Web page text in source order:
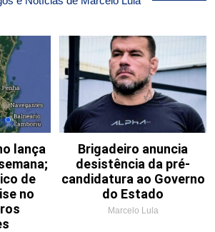
lança
de
no
Brigadeiro anuncia
desistência da pré-
candidatura ao Governo
do Estado
Marcelo Lula